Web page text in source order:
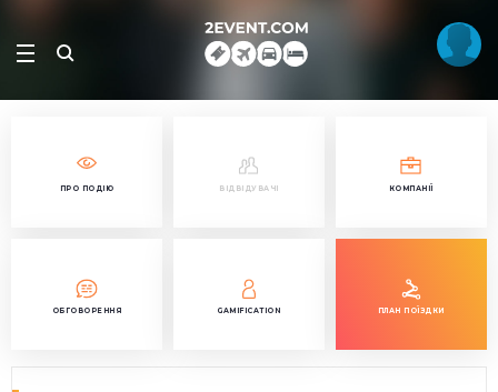
ПРО ПОДІЮ ВІДВІДУВАЧІ КОМПАНІЇ
ОБГОВОРЕННЯ GAMIFICATION ПЛАН ПОЇЗДКИ